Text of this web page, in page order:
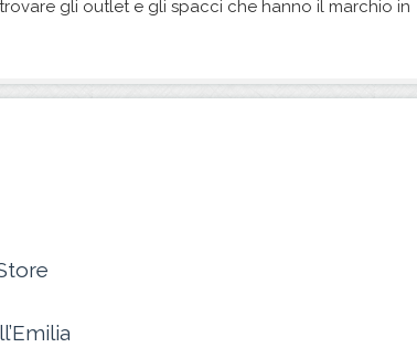
gli outlet e gli spacci che hanno il marchio in